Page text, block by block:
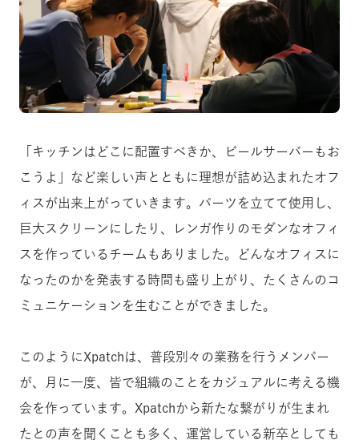
「キッチンはどこに配置すべきか、ビールサーバーもお
こうよ」など楽しい声とともに理想が詰め込まれたオフ
ィスが出来上がっていきます。パーツを立てて使用し、
巨大スクリーンにしたり、レンガ作りのモダンなオフィ
スを作っているチームもありました。どんなオフィスに
なったのかを発表する時間も盛り上がり、たくさんのコ
ミュニケーションを生むことができました。
このようにXpatchは、普段別々の業務を行うメンバー
が、月に一度、皆で組織のことをカジュアルに考える機
会を作っています。Xpatchから新たな繋がりが生まれ
たとの声を聞くことも多く、運営している新卒としても